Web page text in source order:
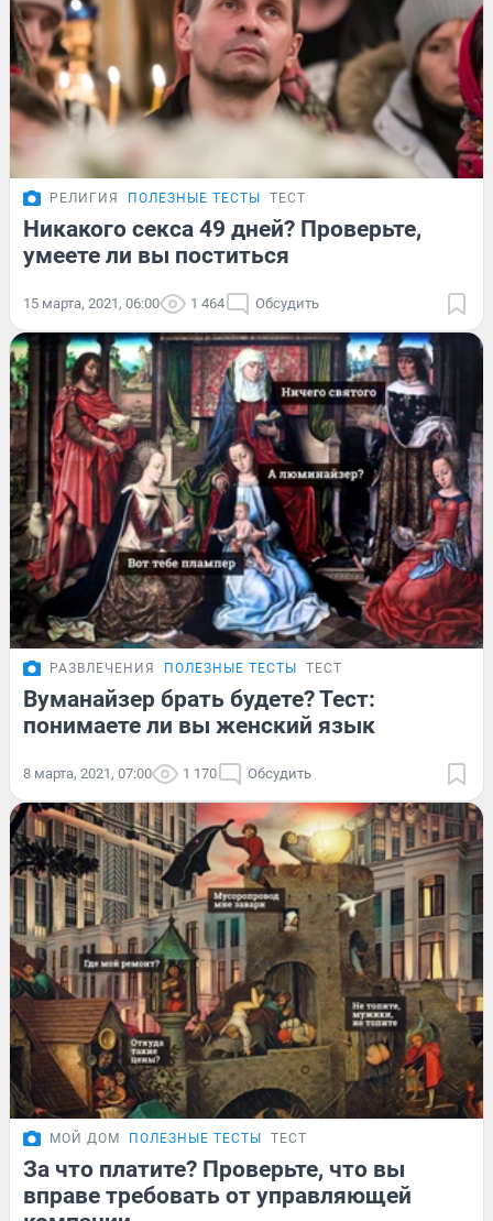
РЕЛИГИЯ ПОЛЕЗНЫЕ ТЕСТЫ ТЕСТ
Никакого секса 49 дней? Проверьте,
умеете ли вы поститься
15 марта, 2021, 06:00 1 464 Обсудить
РАЗВЛЕЧЕНИЯ ПОЛЕЗНЫЕ ТЕСТЫ ТЕСТ
Вуманайзер брать будете? Тест:
понимаете ли вы женский язык
8 марта, 2021, 07:00 1 170 Обсудить
МОЙ ДОМ ПОЛЕЗНЫЕ ТЕСТЫ ТЕСТ
За что платите? Проверьте, что вы
вправе требовать от управляющей